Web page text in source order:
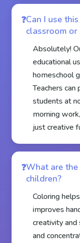
Can I use
classroom or
Absolutely!
educational
homeschool
Teachers
students at
morning
just creative
What are
children?
Coloring
improves
creativity and
and